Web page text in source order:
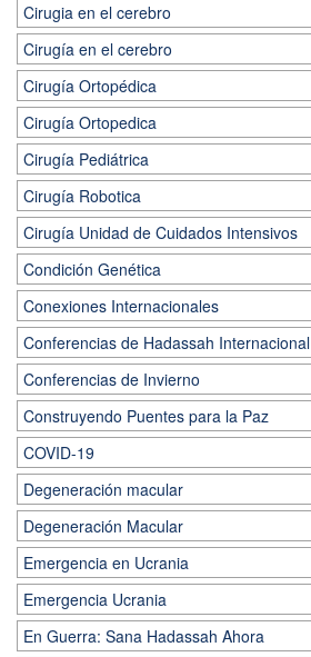
Cirugia en el cerebro
Cirugía en el cerebro
Cirugía Ortopédica
Cirugía Ortopedica
Cirugía Pediátrica
Cirugía Robotica
Cirugía Unidad de Cuidados Intensivos
Condición Genética
Conexiones Internacionales
Conferencias de Hadassah Internacional
Conferencias de Invierno
Construyendo Puentes para la Paz
COVID-19
Degeneración macular
Degeneración Macular
Emergencia en Ucrania
Emergencia Ucrania
En Guerra: Sana Hadassah Ahora